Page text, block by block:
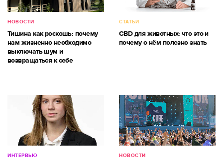
НОВОСТИ
Тишина как роскошь: почему
нам жизненно необходимо
выключать шум и
возвращаться к себе
СТАТЬИ
CBD для животных: что это и
почему о нём полезно знать
ИНТЕРВЬЮ НОВОСТИ